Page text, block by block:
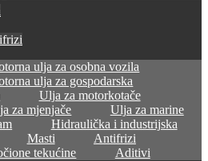
ulja za osobna vozila
ulja za gospodarska
Ulja za motorkotače
za mjenjače
Ulja za marine
Hidraulička i industrijska
Masti
Antifrizi
tekućine
Aditivi